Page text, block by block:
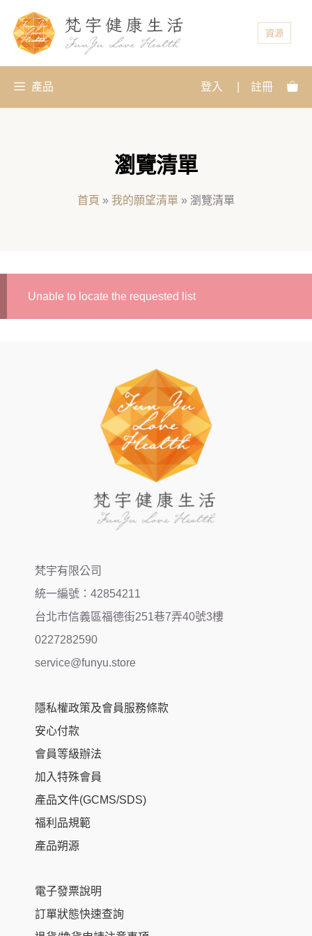
資源
產品 登入 註冊
瀏覽清單
首頁 » 我的願望清單 » 瀏覽清單
Unable to locate the requested list
梵宇有限公司
統一編號：42854211
台北市信義區福德街251巷7弄40號3樓
0227282590
service@funyu.store
隱私權政策及會員服務條款
安心付款
會員等級辦法
加入特殊會員
產品文件(GCMS/SDS)
福利品規範
產品朔源
電子發票說明
訂單狀態快速查詢